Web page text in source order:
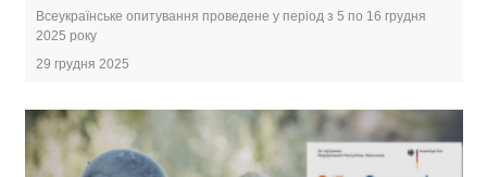
Всеукраїнське опитування проведене у період з 5 по 16 грудня
2025 року
29 грудня 2025